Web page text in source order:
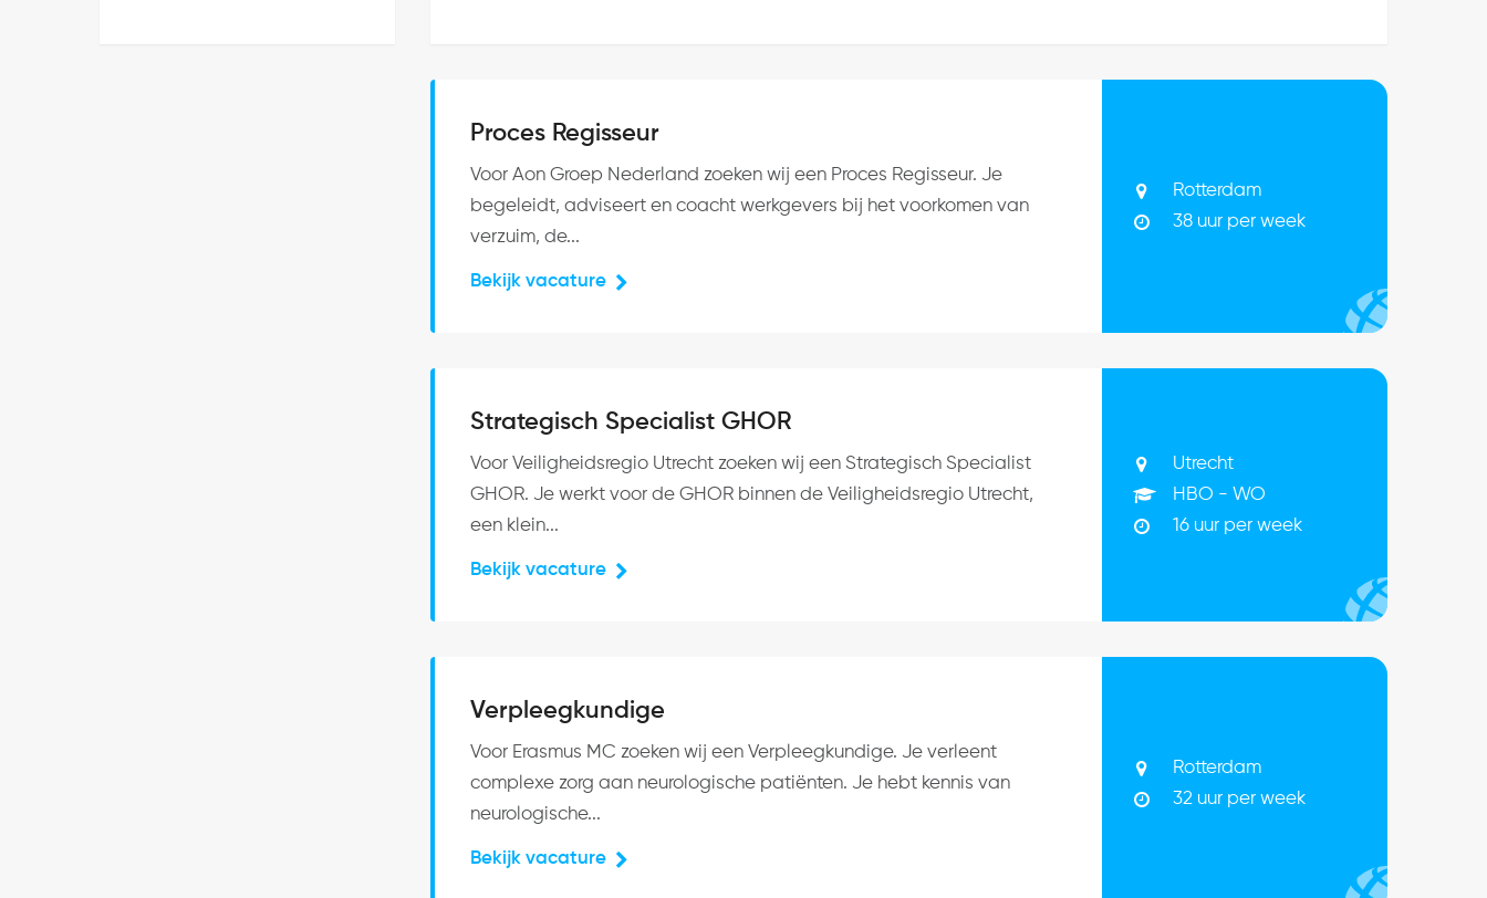
Proces Regisseur
Voor Aon Groep Nederland zoeken wij een Proces Regisseur. Je
begeleidt, adviseert en coacht werkgevers bij het voorkomen van
verzuim, de...
Bekijk vacature
Rotterdam
38 uur per week
Strategisch Specialist GHOR
Voor Veiligheidsregio Utrecht zoeken wij een Strategisch Specialist
GHOR. Je werkt voor de GHOR binnen de Veiligheidsregio Utrecht,
een klein...
Bekijk vacature
Utrecht
HBO - WO
16 uur per week
Verpleegkundige
Voor Erasmus MC zoeken wij een Verpleegkundige. Je verleent
complexe zorg aan neurologische patiënten. Je hebt kennis van
neurologische...
Bekijk vacature
Rotterdam
32 uur per week